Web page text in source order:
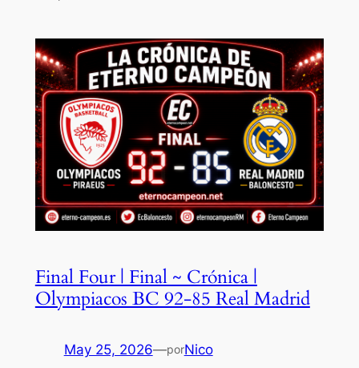
Final Four | Final ~ Crónica |
Olympiacos BC 92-85 Real Madrid
May 25, 2026—porNico